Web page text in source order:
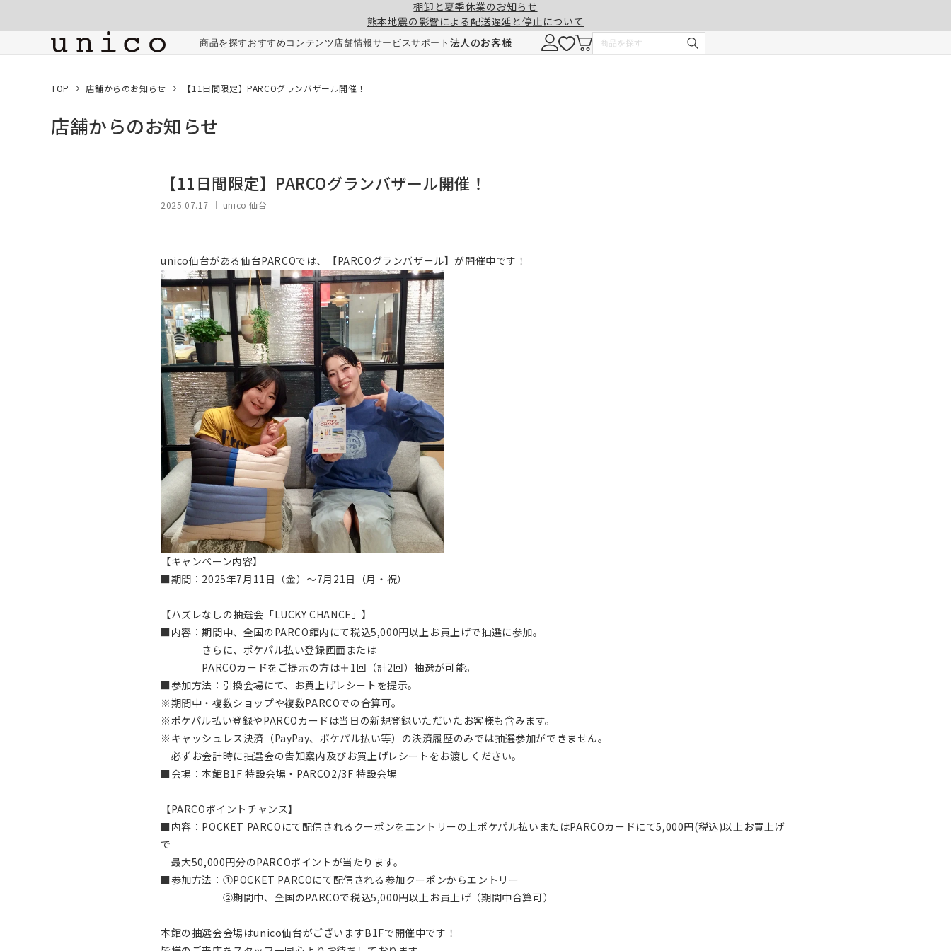
棚卸と夏季休業のお知らせ
熊本地震の影響による配送遅延と停止について
商品を探す おすすめコンテンツ 店舗情報サービスサポート 法人のお客様
TOP 店舗からのお知らせ 【11日間限定】PARCOグランバザール開催！
店舗からのお知らせ
【11日間限定】PARCOグランバザール開催！
2025.07.17 ｜ unico 仙台
unico仙台がある仙台PARCOでは、【PARCOグランバザール】が開催中です！
【キャンペーン内容】
■期間：2025年7月11日（金）～7月21日（月・祝）
【ハズレなしの抽選会「LUCKY CHANCE」】
■内容：期間中、全国のPARCO館内にて税込5,000円以上お買上げで抽選に参加。
さらに、ポケパル払い登録画面または
PARCOカードをご提示の方は＋1回（計2回）抽選が可能。
■参加方法：引換会場にて、お買上げレシートを提示。
※期間中・複数ショップや複数PARCOでの合算可。
※ポケパル払い登録やPARCOカードは当日の新規登録いただいたお客様も含みます。
※キャッシュレス決済（PayPay、ポケパル払い等）の決済履歴のみでは抽選参加ができません。
必ずお会計時に抽選会の告知案内及びお買上げレシートをお渡しください。
■会場：本館B1F 特設会場・PARCO2/3F 特設会場
【PARCOポイントチャンス】
■内容：POCKET PARCOにて配信されるクーポンをエントリーの上ポケパル払いまたはPARCOカードにて5,000円(税込)以上お買上げ
で
最大50,000円分のPARCOポイントが当たります。
■参加方法：①POCKET PARCOにて配信される参加クーポンからエントリー
②期間中、全国のPARCOで税込5,000円以上お買上げ（期間中合算可）
本館の抽選会会場はunico仙台がございますB1Fで開催中です！